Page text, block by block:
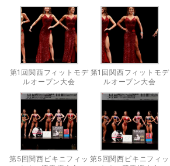
第1回関西フィットモデ
ルオープン大会
第1回関西フィットモデ
ルオープン大会
第5回関西ビキニフィッ 第5回関西ビキニフィッ